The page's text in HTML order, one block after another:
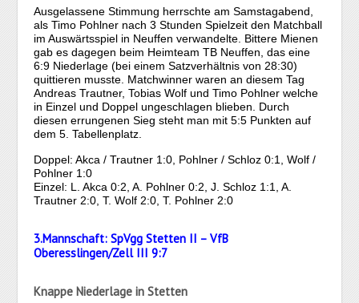
Ausgelassene Stimmung herrschte am Samstagabend,
als Timo Pohlner nach 3 Stunden Spielzeit den Matchball
im Auswärtsspiel in Neuffen verwandelte. Bittere Mienen
gab es dagegen beim Heimteam TB Neuffen, das eine
6:9 Niederlage (bei einem Satzverhältnis von 28:30)
quittieren musste. Matchwinner waren an diesem Tag
Andreas Trautner, Tobias Wolf und Timo Pohlner welche
in Einzel und Doppel ungeschlagen blieben. Durch
diesen errungenen Sieg steht man mit 5:5 Punkten auf
dem 5. Tabellenplatz.
Doppel: Akca / Trautner 1:0, Pohlner / Schloz 0:1, Wolf /
Pohlner 1:0
Einzel: L. Akca 0:2, A. Pohlner 0:2, J. Schloz 1:1, A.
Trautner 2:0, T. Wolf 2:0, T. Pohlner 2:0
3.Mannschaft: SpVgg Stetten II – VfB
Oberesslingen/Zell III 9:7
Knappe Niederlage in Stetten